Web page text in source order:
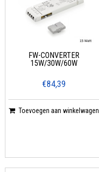
FW-CONVERTER
15W/30W/60W
€84,39
Toevoegen aan winkelwagen